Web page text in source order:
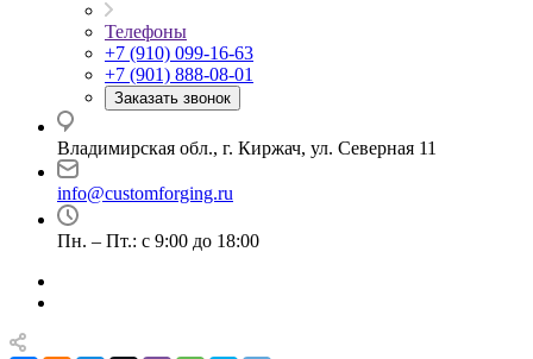
Телефоны
+7 (910) 099-16-63
+7 (901) 888-08-01
Заказать звонок
Владимирская обл., г. Киржач, ул. Северная 11
info@customforging.ru
Пн. – Пт.: с 9:00 до 18:00